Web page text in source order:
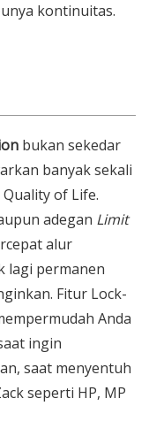
kontinuitas.
bukan sekedar
banyak sekali
of Life.
adegan Limit
alur
lagi permanen
Fitur Lock-
Anda
ingin
saat menyentuh
seperti HP, MP